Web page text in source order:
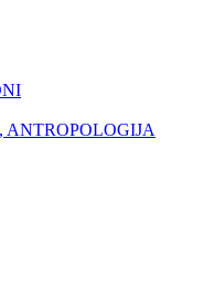
ANTROPOLOGIJA